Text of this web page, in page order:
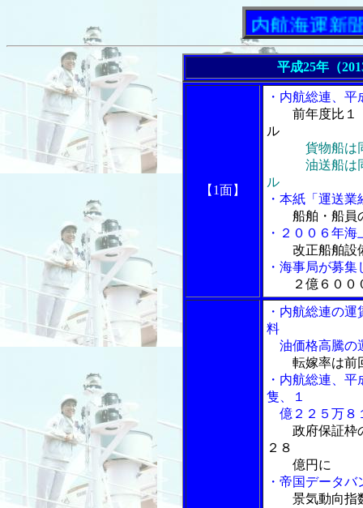
「内航海運新聞」ニ
平成25年（
【1面】
・内航総連、
前年度比１
ル
貨物船は
油送船は同
ル
・本紙「運送
船舶・船員
・２００６年
改正船舶設
・海事局が募
２億６０
・内航総連の
料
油価格高騰の
転嫁率は前
・内航総連、
隻、１
億２２５万８
政府保証枠
２８
億円に
・帝国データ
景気動向指